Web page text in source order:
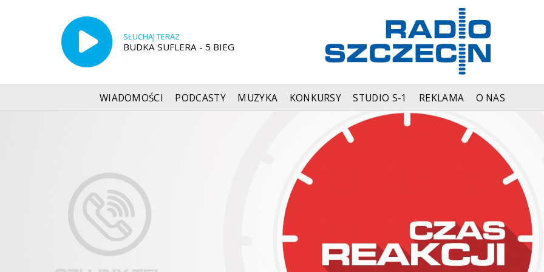
SŁUCHAJ TERAZ
BUDKA SUFLERA - 5 BIEG
WIADOMOŚCI PODCASTY MUZYKA KONKURSY STUDIO S-1 REKLAMA O NAS